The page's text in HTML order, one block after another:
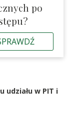
po
udziału w PIT i